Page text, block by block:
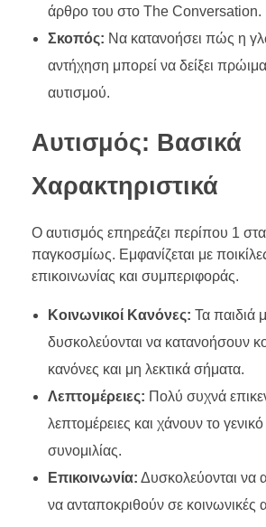
άρθρο του στο The Conversation.
Σκοπός: Να κατανοήσει πώς η
αντήχηση μπορεί να δείξει
αυτισμού.
Αυτισμός: Βασικά
Χαρακτηριστικά
Ο αυτισμός επηρεάζει περίπου 1
παγκοσμίως. Εμφανίζεται με
επικοινωνίας και συμπεριφοράς.
Κοινωνικοί Κανόνες: Τα παιδιά
δυσκολεύονται να κατανοήσουν
κανόνες και μη λεκτικά σήματα.
Λεπτομέρειες: Πολύ συχνά
λεπτομέρειες και χάνουν το
συνομιλίας.
Επικοινωνία: Δυσκολεύονται να
να ανταποκριθούν σε κοινωνικές